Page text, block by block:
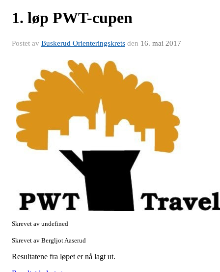
1. løp PWT-cupen
Postet av Buskerud Orienteringskrets den 16. mai 2017
Skrevet av undefined
Skrevet av Bergljot Aaserud
Resultatene fra løpet er nå lagt ut.